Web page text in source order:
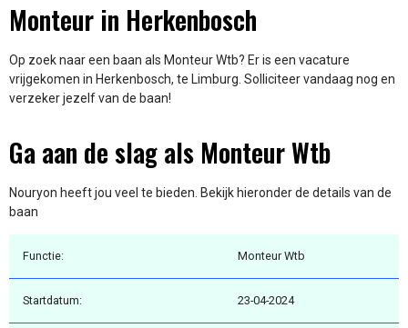
Monteur in Herkenbosch
Op zoek naar een baan als Monteur Wtb? Er is een vacature
vrijgekomen in Herkenbosch, te Limburg. Solliciteer vandaag nog en
verzeker jezelf van de baan!
Ga aan de slag als Monteur Wtb
Nouryon heeft jou veel te bieden. Bekijk hieronder de details van de
baan
Functie: Monteur Wtb
Startdatum: 23-04-2024